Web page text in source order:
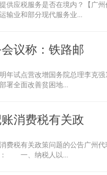
供应税服务是否在境内？【广
输业和部分现代服务业...
议称：铁路邮
年试点营改增国务院总理李克
署全面改善贫困地...
消费税有关政
费税有关政策问题的公告广州
： 一、纳税人以...